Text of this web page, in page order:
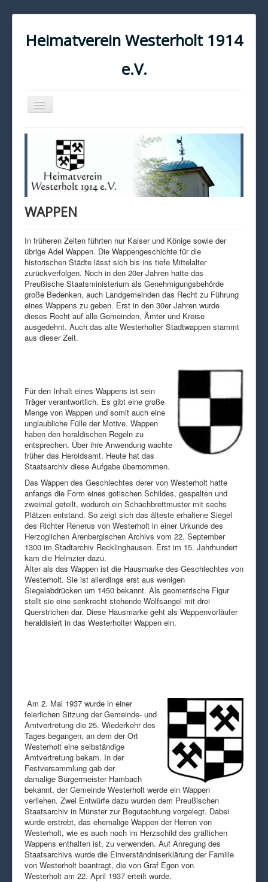
Heimatverein Westerholt 1914
e.V.
Navigation
an/aus
KONTAKT
IMPRESSUM
DATENSCHUTZ
WAPPEN
In früheren Zeiten führten nur Kaiser und Könige sowie der
übrige Adel Wappen. Die Wappengeschichte für die
historischen Städte lässt sich bis ins tiefe Mittelalter
zurückverfolgen. Noch in den 20er Jahren hatte das
Preußische Staatsministerium als Genehmigungsbehörde
große Bedenken, auch Landgemeinden das Recht zu Führung
eines Wappens zu geben. Erst in den 30er Jahren wurde
dieses Recht auf alle Gemeinden, Ämter und Kreise
ausgedehnt. Auch das alte Westerholter Stadtwappen stammt
aus dieser Zeit.
Für den Inhalt eines Wappens ist sein
Träger verantwortlich. Es gibt eine große
Menge von Wappen und somit auch eine
unglaubliche Fülle der Motive. Wappen
haben den heraldischen Regeln zu
entsprechen. Über ihre Anwendung wachte
früher das Heroldsamt. Heute hat das
Staatsarchiv diese Aufgabe übernommen.
Das Wappen des Geschlechtes derer von Westerholt hatte
anfangs die Form eines gotischen Schildes, gespalten und
zweimal geteilt, wodurch ein Schachbrettmuster mit sechs
Plätzen entstand. So zeigt sich das älteste erhaltene Siegel
des Richter Renerus von Westerholt in einer Urkunde des
Herzoglichen Arenbergischen Archivs vom 22. September
1300 im Stadtarchiv Recklinghausen. Erst im 15. Jahrhundert
kam die Helmzier dazu.
Älter als das Wappen ist die Hausmarke des Geschlechtes von
Westerholt. Sie ist allerdings erst aus wenigen
Siegelabdrücken um 1450 bekannt. Als geometrische Figur
stellt sie eine senkrecht stehende Wolfsangel mit drei
Querstrichen dar. Diese Hausmarke geht als Wappenvorläufer
heraldisiert in das Westerholter Wappen ein.
Am 2. Mai 1937 wurde in einer
feierlichen Sitzung der Gemeinde- und
Amtvertretung die 25. Wiederkehr des
Tages begangen, an dem der Ort
Westerholt eine selbständige
Amtvertretung bekam. In der
Festversammlung gab der
damalige Bürgermeister Hambach
bekannt, der Gemeinde Westerholt werde ein Wappen
verliehen. Zwei Entwürfe dazu wurden dem Preußischen
Staatsarchiv in Münster zur Begutachtung vorgelegt. Dabei
wurde erstrebt, das ehemalige Wappen der Herren von
Westerholt, wie es auch noch im Herzschild des gräflichen
Wappens enthalten ist, zu verwenden. Auf Anregung des
Staatsarchivs wurde die Einverständniserklärung der Familie
von Westerholt beantragt, die von Graf Egon von
Westerholt am 22. April 1937 erteilt wurde.